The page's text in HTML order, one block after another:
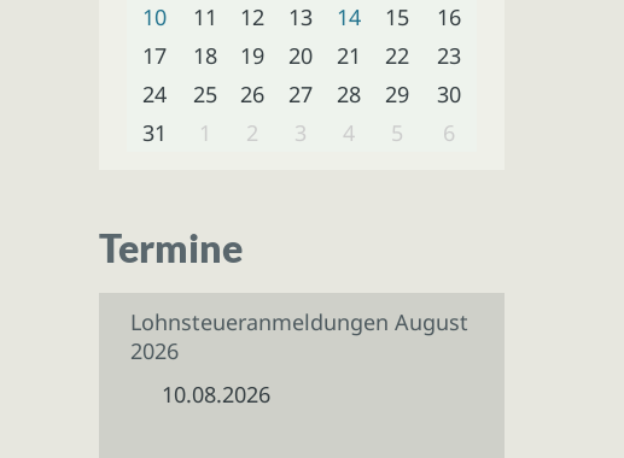
10
11 12 13 14 15
16
17
18 19 20 21 22
23
24
25 26 27 28 29
30
31
1 2 3 4 5 6
Termine
Lohnsteueranmeldungen August
2026
10.08.2026